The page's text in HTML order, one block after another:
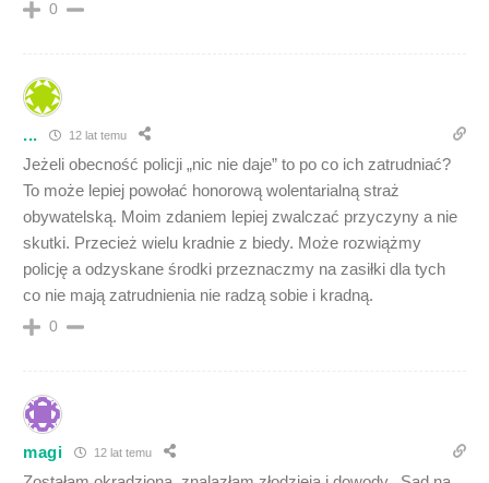
0
... 12 lat temu
Jeżeli obecność policji „nic nie daje” to po co ich zatrudniać?
To może lepiej powołać honorową wolentarialną straż
obywatelską. Moim zdaniem lepiej zwalczać przyczyny a nie
skutki. Przecież wielu kradnie z biedy. Może rozwiążmy
policję a odzyskane środki przeznaczmy na zasiłki dla tych
co nie mają zatrudnienia nie radzą sobie i kradną.
0
magi 12 lat temu